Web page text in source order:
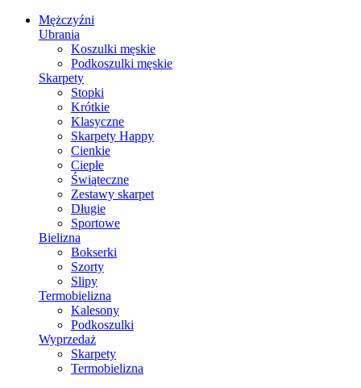
Mężczyźni
Ubrania
Koszulki męskie
Podkoszulki męskie
Skarpety
Stopki
Krótkie
Klasyczne
Skarpety Happy
Cienkie
Ciepłe
Świąteczne
Zestawy skarpet
Długie
Sportowe
Bielizna
Bokserki
Szorty
Slipy
Termobielizna
Kalesony
Podkoszulki
Wyprzedaż
Skarpety
Termobielizna